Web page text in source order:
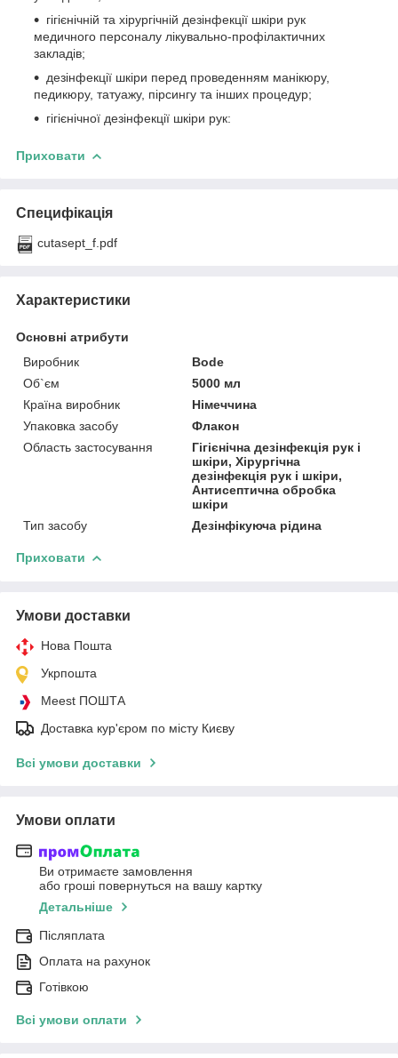
гігієнічній та хірургічній дезінфекції шкіри рук
медичного персоналу лікувально-профілактичних
закладів;
дезінфекції шкіри перед проведенням манікюру,
педикюру, татуажу, пірсингу та інших процедур;
гігієнічної дезінфекції шкіри рук:
Приховати
Специфікація
сutasept_f.pdf
Характеристики
Основні атрибути
Виробник
Bode
Об`єм
5000 мл
Країна виробник
Німеччина
Упаковка засобу
Флакон
Область застосування
Гігієнічна дезінфекція рук і
шкіри, Хірургічна
дезінфекція рук і шкіри,
Антисептична обробка
шкіри
Тип засобу
Дезінфікуюча рідина
Приховати
Умови доставки
Нова Пошта
Укрпошта
Meest ПОШТА
Доставка кур'єром по місту Києву
Всі умови доставки
Умови оплати
Ви отримаєте замовлення
або гроші повернуться на вашу картку
Детальніше
Післяплата
Оплата на рахунок
Готівкою
Всі умови оплати